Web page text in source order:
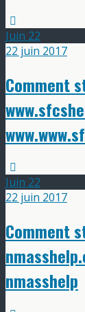
Juin 22
22 juin 2017
Comment
Juin 22
22 juin 2017
Comment
nmasshelp